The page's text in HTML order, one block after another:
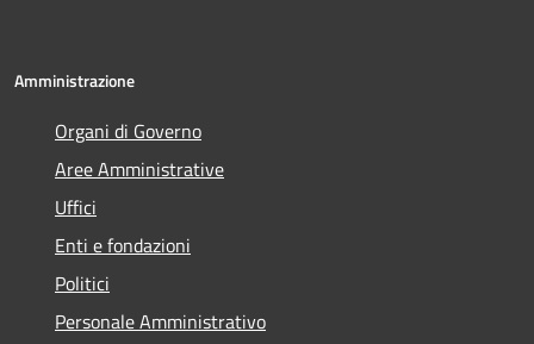
Amministrazione
Organi di Governo
Aree Amministrative
Uffici
Enti e fondazioni
Politici
Personale Amministrativo